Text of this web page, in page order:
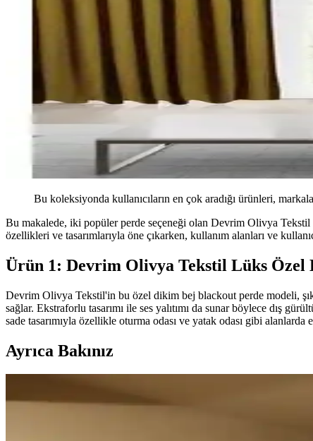
Bu koleksiyonda kullanıcıların en çok aradığı ürünleri,
Bu makalede, iki popüler perde seçeneği olan Devrim Olivya
özellikleri ve tasarımlarıyla öne çıkarken, kullanım alanları ve
Ürün 1: Devrim Olivya Tekstil Lüks
Devrim Olivya Tekstil'in bu özel dikim bej blackout perde modeli,
sağlar. Ekstraforlu tasarımı ile ses yalıtımı da sunar böylece dış
sade tasarımıyla özellikle oturma odası ve yatak odası gibi
Ayrıca Bakınız